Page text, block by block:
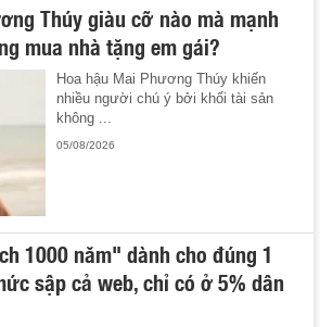
Thúy giàu cỡ nào mà mạnh
mua nhà tặng em gái?
Hoa hậu Mai Phương Thúy khiến
nhiều người chú ý bởi khối tài sản
không ...
05/08/2026
1000 năm" dành cho đúng 1
sập cả web, chỉ có ở 5% dân